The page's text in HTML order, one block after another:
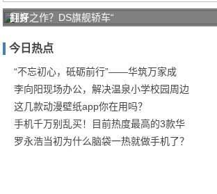
打好
防疫
保卫
战！
商汤
翻身之作？DS旗舰轿车“
今日热点
“不忘初心，砥砺前行”——华筑万家成
李向阳现场办公，解决温泉小学校园周边
这几款动漫壁纸app你在用吗？
手机千万别乱买！目前热度最高的3款华
罗永浩当初为什么脑袋一热就做手机了？